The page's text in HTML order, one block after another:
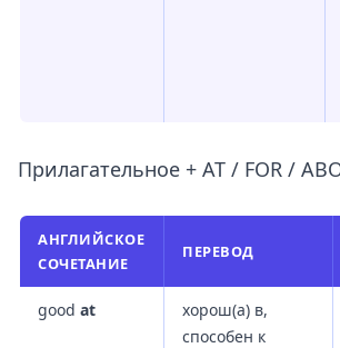
Прилагательное + AT / FOR /
АНГЛИЙСКОЕ
СОЧЕТАНИЕ
ПЕРЕВОД
good at
хорош(а) в,
способен к